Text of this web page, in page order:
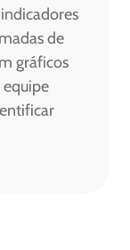
de
gráficos